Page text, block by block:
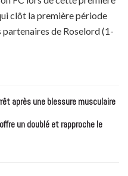
clôt la première période
de Roselord (1-
après une blessure musculaire
un doublé et rapproche le